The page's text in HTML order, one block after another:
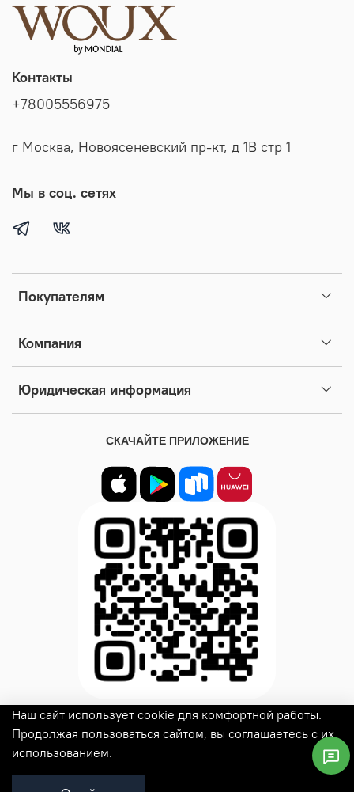
Покупателям
Компания
Юридическая информация
Контакты
+78005556975
г Москва, Новоясеневский пр-кт, д 1В стр 1
Мы в соц. сетях
СКАЧАЙТЕ ПРИЛОЖЕНИЕ
© 2025 Все права защищены
Наш сайт использует cookie для комфортной работы.
Продолжая пользоваться сайтом, вы соглашаетесь с их
использованием.